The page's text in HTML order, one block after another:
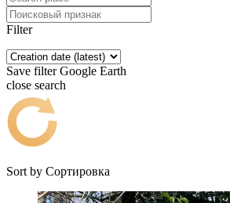
Filter
Save filter Google Earth
close search
Sort by Сортировка